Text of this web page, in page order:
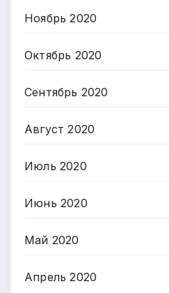
Ноябрь 2020
Октябрь 2020
Сентябрь 2020
Август 2020
Июль 2020
Июнь 2020
Май 2020
Апрель 2020